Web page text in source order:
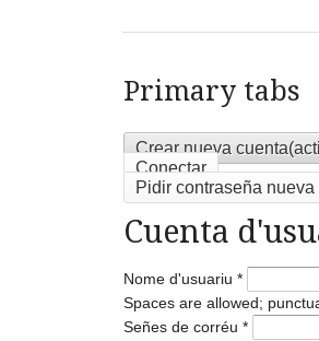
Primary tabs
Crear nueva cuenta
Conectar
Pidir contraseña nueva
Cuenta
Nome d'usuariu *
Spaces are allowed;
Señes de corréu *